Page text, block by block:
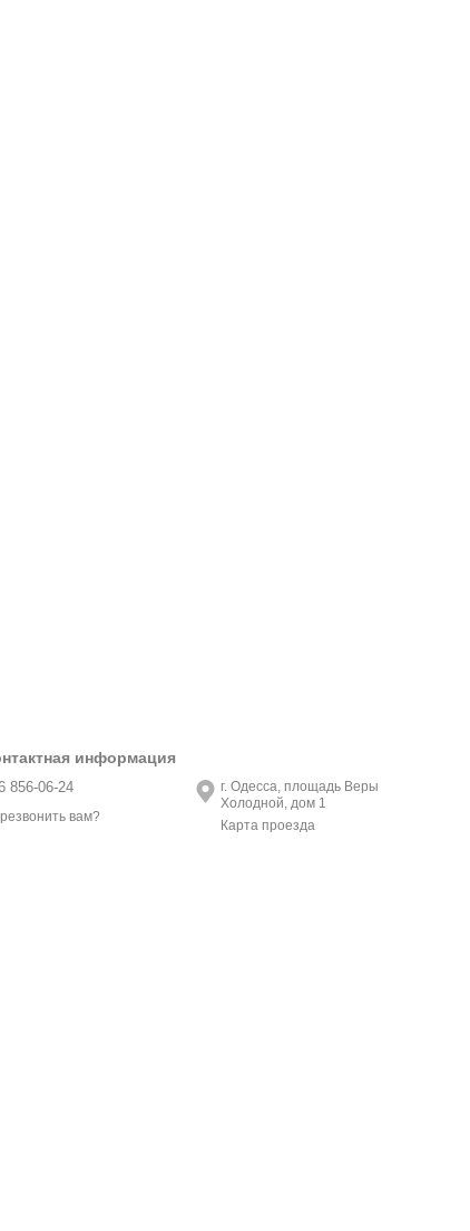
информация
856-06-24
вам?
г. Одесса, площадь Веры
Холодной, дом 1
Карта проезда